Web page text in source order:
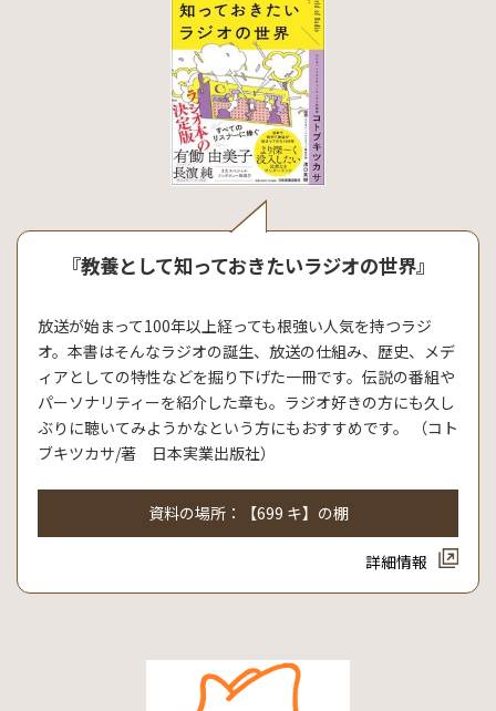
『教養として知っておきたいラジオの世界』
放送が始まって100年以上経っても根強い人気を持つラジ
オ。本書はそんなラジオの誕生、放送の仕組み、歴史、メデ
ィアとしての特性などを掘り下げた一冊です。伝説の番組や
パーソナリティーを紹介した章も。ラジオ好きの方にも久し
ぶりに聴いてみようかなという方にもおすすめです。 （コト
ブキツカサ/著 日本実業出版社）
資料の場所：【699 キ】の棚
詳細情報